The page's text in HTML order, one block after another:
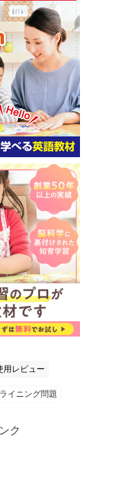
用レビュー
イニング問題
ク